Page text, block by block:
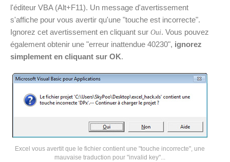
l'éditeur VBA (Alt+F11). Un message d'avertissement
s'affiche pour vous avertir qu'une "touche est incorrecte".
Ignorez cet avertissement en cliquant sur Oui. Vous pouvez
également obtenir une "erreur inattendue 40230", ignorez
simplement en cliquant sur OK.
Excel vous avertit que le fichier contient une "touche incorrecte", une
mauvaise traduction pour "invalid key"...